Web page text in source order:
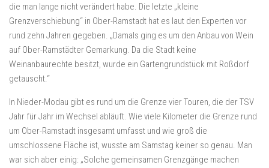
die man lange nicht verändert habe. Die letzte „kleine
Grenzverschiebung“ in Ober-Ramstadt hat es laut den Experten vor
rund zehn Jahren gegeben. „Damals ging es um den Anbau von Wein
auf Ober-Ramstädter Gemarkung. Da die Stadt keine
Weinanbaurechte besitzt, wurde ein Gartengrundstück mit Roßdorf
getauscht.“
In Nieder-Modau gibt es rund um die Grenze vier Touren, die der TSV
Jahr für Jahr im Wechsel abläuft. Wie viele Kilometer die Grenze rund
um Ober-Ramstadt insgesamt umfasst und wie groß die
umschlossene Fläche ist, wusste am Samstag keiner so genau. Man
war sich aber einig: „Solche gemeinsamen Grenzgänge machen